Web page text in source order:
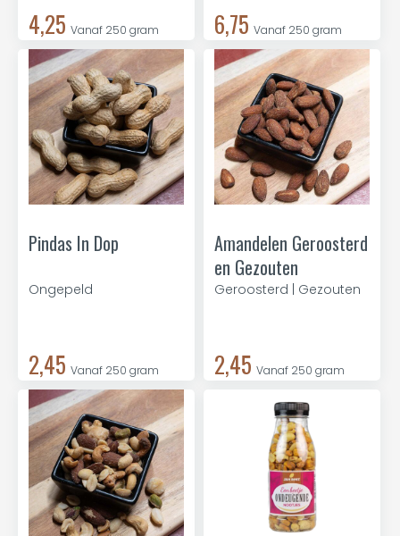
4,25 Vanaf 250 gram 6,75 Vanaf 250 gram
Pindas In Dop
Ongepeld
2,45 Vanaf 250 gram
Amandelen Geroosterd
en Gezouten
Geroosterd | Gezouten
2,45 Vanaf 250 gram